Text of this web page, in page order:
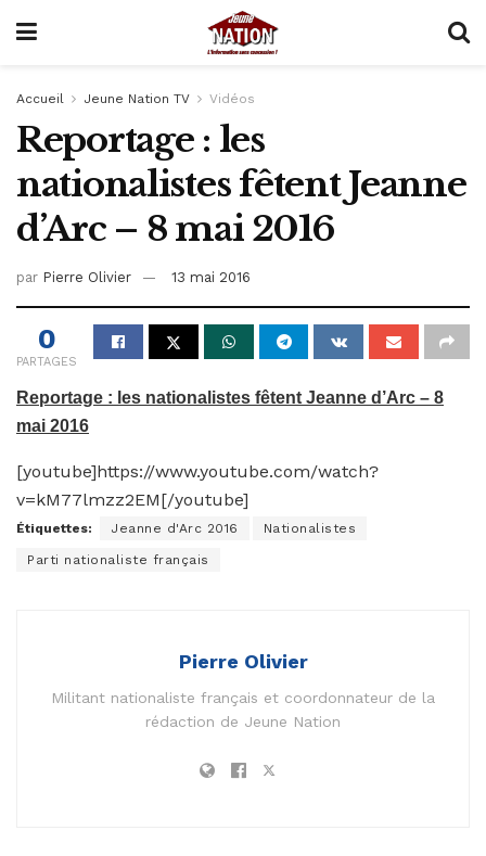
Accueil Jeune Nation TV Vidéos
Reportage : les
nationalistes fêtent Jeanne
d’Arc – 8 mai 2016
par Pierre Olivier 13 mai 2016
0
PARTAGES
Reportage : les nationalistes fêtent Jeanne d’Arc – 8
mai 2016
[youtube]https://www.youtube.com/watch?
v=kM77lmzz2EM[/youtube]
Étiquettes: Jeanne d'Arc 2016 Nationalistes
Parti nationaliste français
Pierre Olivier
Militant nationaliste français et coordonnateur de la
rédaction de Jeune Nation